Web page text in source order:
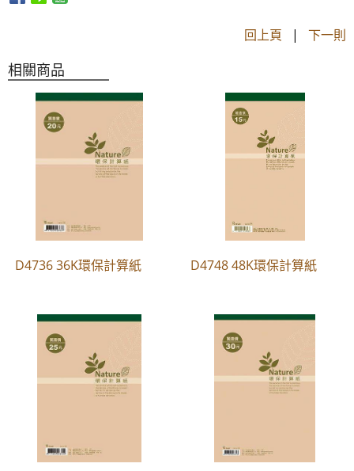
回上頁 | 下一則
相關商品
D4736 36K環保計算紙 D4748 48K環保計算紙